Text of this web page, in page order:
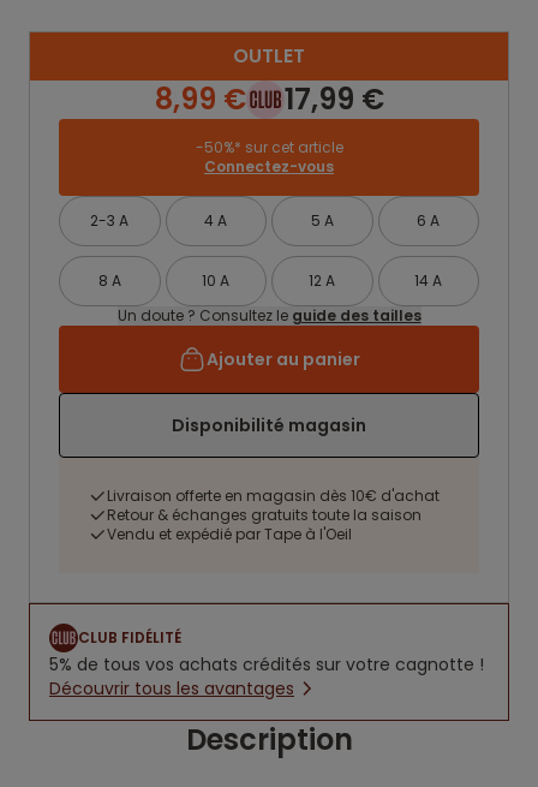
OUTLET
8,99 € 17,99 €
-50%* sur cet article
Connectez-vous
2-3 A 4 A 5 A 6 A
8 A 10 A 12 A
14 A
Un doute ? Consultez le guide des tailles
Ajouter au panier
Disponibilité magasin
Livraison offerte en magasin dès 10€ d'achat
Retour & échanges gratuits toute la saison
Vendu et expédié par Tape à l'Oeil
CLUB FIDÉLITÉ
5% de tous vos achats crédités sur votre cagnotte !
Découvrir tous les avantages
Description